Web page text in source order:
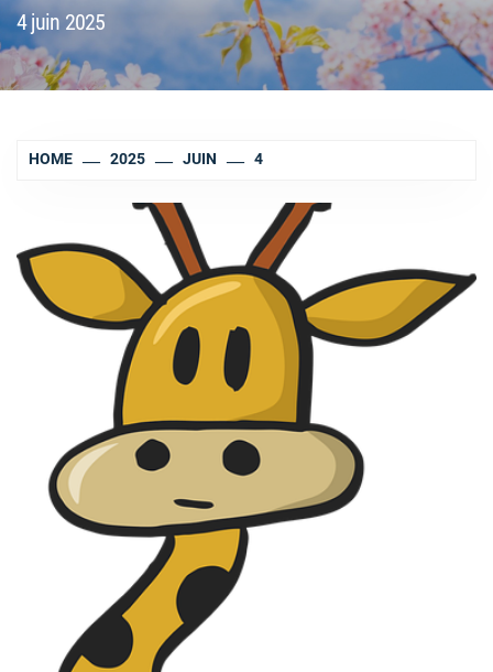
4 juin 2025
HOME 2025 JUIN 4